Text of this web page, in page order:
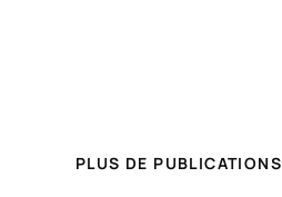
PLUS DE PUBLICATIONS